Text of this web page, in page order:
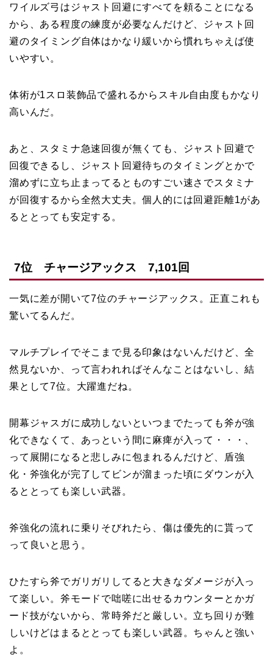
ワイルズ弓はジャスト回避にすべてを頼ることになる
から、ある程度の練度が必要なんだけど、ジャスト回
避のタイミング自体はかなり緩いから慣れちゃえば使
いやすい。
体術が1スロ装飾品で盛れるからスキル自由度もかなり
高いんだ。
あと、スタミナ急速回復が無くても、ジャスト回避で
回復できるし、ジャスト回避待ちのタイミングとかで
溜めずに立ち止まってるとものすごい速さでスタミナ
が回復するから全然大丈夫。個人的には回避距離1があ
るととっても安定する。
7位 チャージアックス 7,101回
一気に差が開いて7位のチャージアックス。正直これも
驚いてるんだ。
マルチプレイでそこまで見る印象はないんだけど、全
然見ないか、って言われればそんなことはないし、結
果として7位。大躍進だね。
開幕ジャスガに成功しないといつまでたっても斧が強
化できなくて、あっという間に麻痺が入って・・・、
って展開になると悲しみに包まれるんだけど、盾強
化・斧強化が完了してビンが溜まった頃にダウンが入
るととっても楽しい武器。
斧強化の流れに乗りそびれたら、傷は優先的に貰って
って良いと思う。
ひたすら斧でガリガリしてると大きなダメージが入っ
て楽しい。斧モードで咄嗟に出せるカウンターとかガ
ード技がないから、常時斧だと厳しい。立ち回りが難
しいけどはまるととっても楽しい武器。ちゃんと強い
よ。